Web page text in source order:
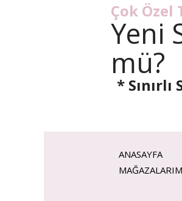
Çok Özel
Yeni
mü?
*
ANASAYFA